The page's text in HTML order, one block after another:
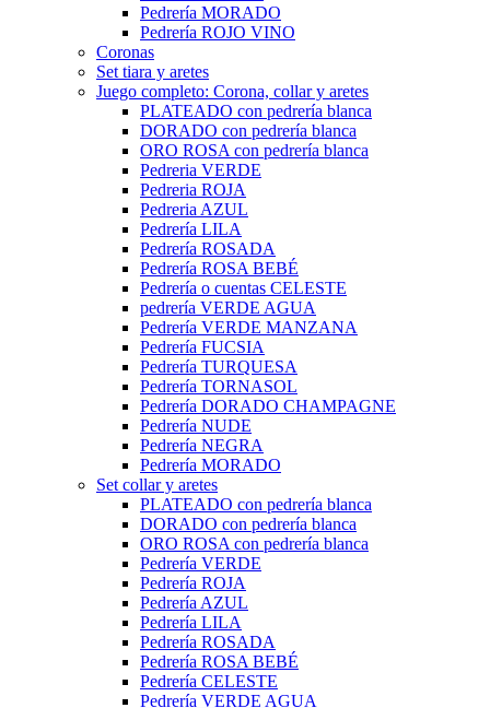
Pedrería MORADO
Pedrería ROJO VINO
Coronas
Set tiara y aretes
Juego completo: Corona, collar y aretes
PLATEADO con pedrería blanca
DORADO con pedrería blanca
ORO ROSA con pedrería blanca
Pedreria VERDE
Pedreria ROJA
Pedreria AZUL
Pedrería LILA
Pedrería ROSADA
Pedrería ROSA BEBÉ
Pedrería o cuentas CELESTE
pedrería VERDE AGUA
Pedrería VERDE MANZANA
Pedrería FUCSIA
Pedrería TURQUESA
Pedrería TORNASOL
Pedrería DORADO CHAMPAGNE
Pedrería NUDE
Pedrería NEGRA
Pedrería MORADO
Set collar y aretes
PLATEADO con pedrería blanca
DORADO con pedrería blanca
ORO ROSA con pedrería blanca
Pedrería VERDE
Pedrería ROJA
Pedrería AZUL
Pedrería LILA
Pedrería ROSADA
Pedrería ROSA BEBÉ
Pedrería CELESTE
Pedrería VERDE AGUA